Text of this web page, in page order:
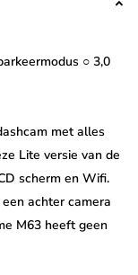
○ 3,0
met alles
Lite versie van de
scherm en Wifi.
achter camera
M63 heeft geen